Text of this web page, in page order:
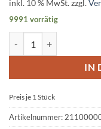
inkl. 10 % MwSt.zzgl.
9991 vorrätig
IN
Preis je 1 Stück
Artikelnummer: